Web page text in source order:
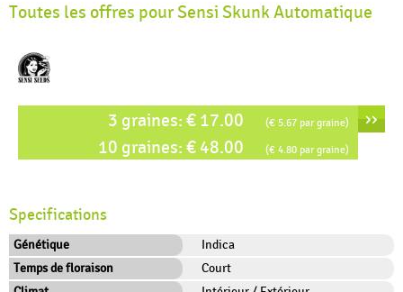
Toutes les offres pour Sensi Skunk Automatique
››
3 graines: € 17.00 (€ 5.67 par graine)
››
10 graines: € 48.00 (€ 4.80 par graine)
Specifications
Génétique
Indica
Temps de floraison
Court